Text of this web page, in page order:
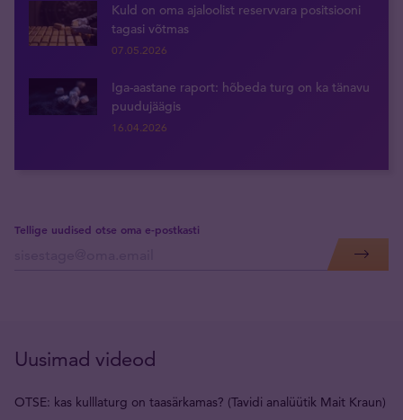
Kuld on oma ajaloolist reservvara positsiooni
tagasi võtmas
07.05.2026
Iga-aastane raport: hõbeda turg on ka tänavu
puudujäägis
16.04.2026
Tellige uudised otse oma e-postkasti
Uusimad videod
OTSE: kas kulllaturg on taasärkamas? (Tavidi analüütik Mait Kraun)